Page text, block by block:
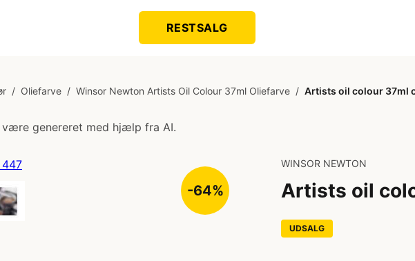
RESTSALG
/ Oliefarve / Winsor Newton Artists Oil Colour 37ml Oliefarve / Artists oil colour 37ml
genereret med hjælp fra AI.
-64%
WINSOR NEWTON
Artists oil
UDSALG